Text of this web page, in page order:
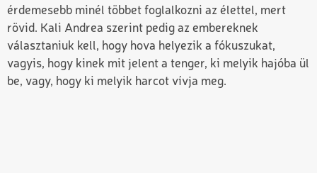
érdemesebb minél többet foglalkozni az élettel, mert
rövid. Kali Andrea szerint pedig az embereknek
választaniuk kell, hogy hova helyezik a fókuszukat,
vagyis, hogy kinek mit jelent a tenger, ki melyik hajóba ül
be, vagy, hogy ki melyik harcot vívja meg.